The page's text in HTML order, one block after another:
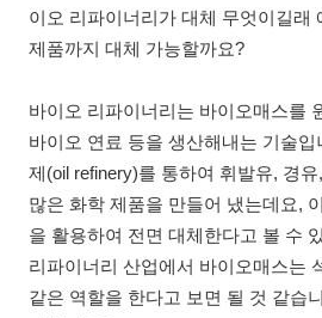
이오 리파이너리가 대체 무엇이길래
제품까지 대체 가능할까요?
바이오 리파이너리는 바이오매스를
바이오 연료 등을 생산해내는 기술입
제(oil refinery)를 통하여 휘발유, 경
많은 화학 제품을 만들어 냈는데요,
을 활용하여 전면 대체한다고 볼 수
리파이너리 산업에서 바이오매스는
같은 역할을 한다고 보면 될 것 같습